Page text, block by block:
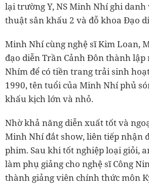
lại trường Y, NS Minh Nhí ghi
thuật sân khấu 2 và đỗ khoa Đạo
Minh Nhí cùng nghệ sĩ Kim Loan,
đạo diễn Trần Cảnh Đôn thành lập
Nhím để có tiền trang trải sinh
1990, tên tuổi của Minh Nhí phủ
khấu kịch lớn và nhỏ.
Nhờ khả năng diễn xuất tốt và
Minh Nhí đắt show, liên tiếp nhận
phim. Sau khi tốt nghiệp loại giỏi,
làm phụ giảng cho nghệ sĩ Công
thành giảng viên chính thức môn